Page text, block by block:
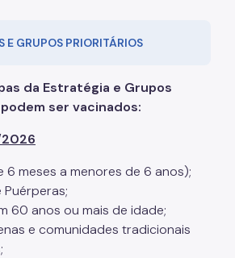
E GRUPOS PRIORITÁRIOS
da Estratégia e Grupos
ser vacinados:
6 meses a menores de 6 anos);
60 anos ou mais de idade;
e comunidades tradicionais